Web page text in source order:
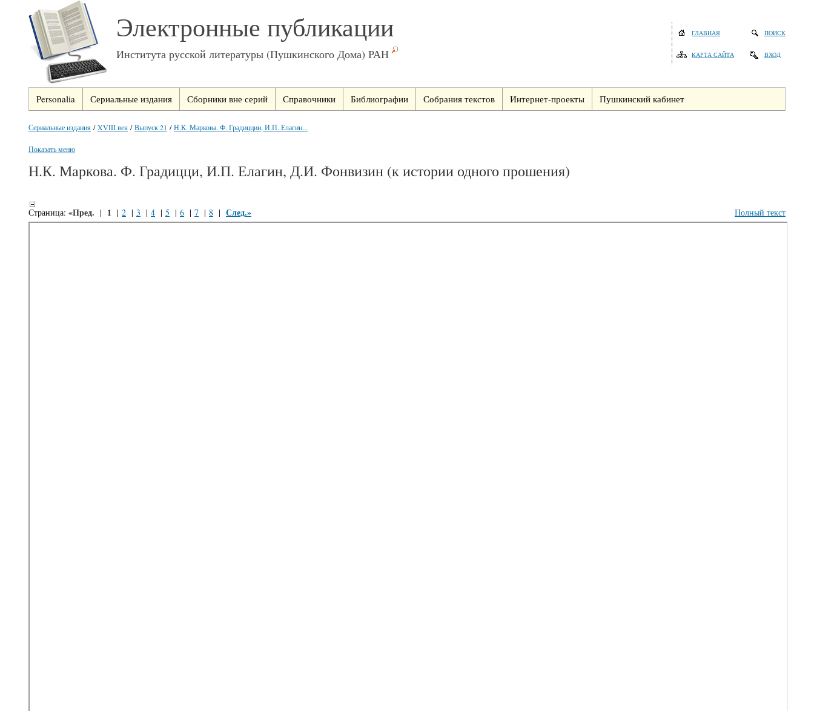
Электронные публикации
Института русской литературы (Пушкинского Дома) РАН
ГЛАВНАЯ
КАРТА САЙТА
ПОИСК
ВХОД
Personalia Сериальные издания Сборники вне серий Справочники Библиографии Собрания текстов Интернет-проекты Пушкинский кабинет
Сериальные издания /XVIII век /Выпуск 21 /Н.К. Маркова. Ф. Градицции, И.П. Елагин...
Показать меню
Н.К. Маркова. Ф. Градицци, И.П. Елагин, Д.И. Фонвизин (к истории одного прошения)
Страница: «Пред. | 1 | 2 | 3 | 4 | 5 | 6 | 7 | 8 | След.» Полный текст